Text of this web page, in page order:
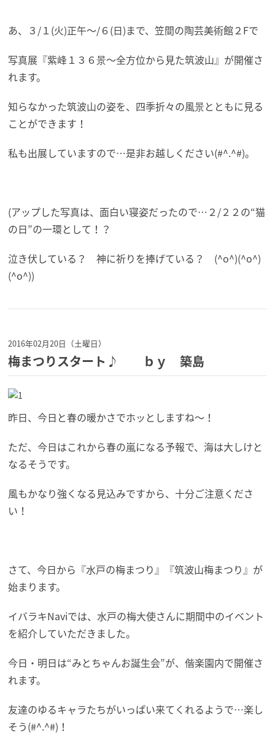
あ、３/１(火)正午～/６(日)まで、笠間の陶芸美術館２Fで
写真展『紫峰１３６景～全方位から見た筑波山』が開催さ
れます。
知らなかった筑波山の姿を、四季折々の風景とともに見る
ことができます！
私も出展していますので…是非お越しください(#^.^#)。
(アップした写真は、面白い寝姿だったので…２/２２の“猫
の日”の一環として！？
泣き伏している？ 神に祈りを捧げている？ (^o^)(^o^)
(^o^))
2016年02月20日（土曜日）
梅まつりスタート♪ ｂｙ 築島
昨日、今日と春の暖かさでホッとしますね～！
ただ、今日はこれから春の嵐になる予報で、海は大しけと
なるそうです。
風もかなり強くなる見込みですから、十分ご注意くださ
い！
さて、今日から『水戸の梅まつり』『筑波山梅まつり』が
始まります。
イバラキNaviでは、水戸の梅大使さんに期間中のイベント
を紹介していただきました。
今日・明日は“みとちゃんお誕生会”が、偕楽園内で開催さ
れます。
友達のゆるキャラたちがいっぱい来てくれるようで…楽し
そう(#^.^#)！